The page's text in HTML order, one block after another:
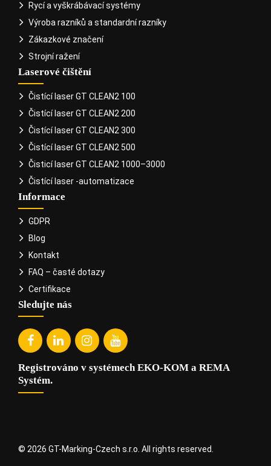
Rycí a vyškrábávací systémy
Výroba razníků a standardní razníky
Zákazkové značení
Strojní ražení
Laserové čištění
Čistící laser GT CLEAN2 100
Čistící laser GT CLEAN2 200
Čistící laser GT CLEAN2 300
Čistící laser GT CLEAN2 500
Čisticí laser GT CLEAN2 1000–3000
Čistící laser -automatizace
Informace
GDPR
Blog
Kontakt
FAQ – časté dotazy
Certifikace
Sledujte nás
Registrováno v systémech EKO-KOM a REMA
Systém.
© 2026 GT-Marking-Czech s.r.o. All rights reserved.